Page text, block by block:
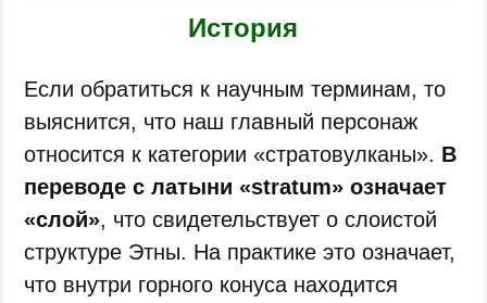
История
Если обратиться к научным терминам, то
выяснится, что наш главный персонаж
относится к категории «стратовулканы». В
переводе с латыни «stratum» означает
«слой», что свидетельствует о слоистой
структуре Этны. На практике это означает,
что внутри горного конуса находится